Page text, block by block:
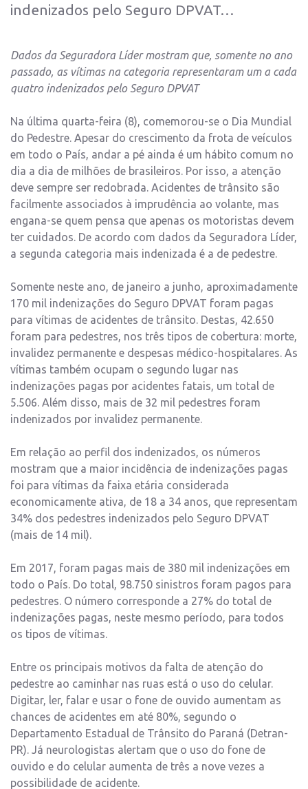
indenizados pelo Seguro DPVAT…
Dados da Seguradora Líder mostram que, somente no ano
passado, as vítimas na categoria representaram um a cada
quatro indenizados pelo Seguro DPVAT
Na última quarta-feira (8), comemorou-se o Dia Mundial
do Pedestre. Apesar do crescimento da frota de veículos
em todo o País, andar a pé ainda é um hábito comum no
dia a dia de milhões de brasileiros. Por isso, a atenção
deve sempre ser redobrada. Acidentes de trânsito são
facilmente associados à imprudência ao volante, mas
engana-se quem pensa que apenas os motoristas devem
ter cuidados. De acordo com dados da Seguradora Líder,
a segunda categoria mais indenizada é a de pedestre.
Somente neste ano, de janeiro a junho, aproximadamente
170 mil indenizações do Seguro DPVAT foram pagas
para vítimas de acidentes de trânsito. Destas, 42.650
foram para pedestres, nos três tipos de cobertura: morte,
invalidez permanente e despesas médico-hospitalares. As
vítimas também ocupam o segundo lugar nas
indenizações pagas por acidentes fatais, um total de
5.506. Além disso, mais de 32 mil pedestres foram
indenizados por invalidez permanente.
Em relação ao perfil dos indenizados, os números
mostram que a maior incidência de indenizações pagas
foi para vítimas da faixa etária considerada
economicamente ativa, de 18 a 34 anos, que representam
34% dos pedestres indenizados pelo Seguro DPVAT
(mais de 14 mil).
Em 2017, foram pagas mais de 380 mil indenizações em
todo o País. Do total, 98.750 sinistros foram pagos para
pedestres. O número corresponde a 27% do total de
indenizações pagas, neste mesmo período, para todos
os tipos de vítimas.
Entre os principais motivos da falta de atenção do
pedestre ao caminhar nas ruas está o uso do celular.
Digitar, ler, falar e usar o fone de ouvido aumentam as
chances de acidentes em até 80%, segundo o
Departamento Estadual de Trânsito do Paraná (Detran-
PR). Já neurologistas alertam que o uso do fone de
ouvido e do celular aumenta de três a nove vezes a
possibilidade de acidente.